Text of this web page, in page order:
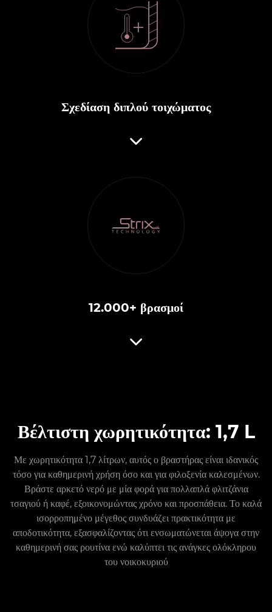
Σχεδίαση διπλού τοιχώματος
12.000+ βρασμοί
Βέλτιστη χωρητικότητα: 1,7 L
Με χωρητικότητα 1,7 λίτρων, αυτός ο βραστήρας είναι ιδανικός
τόσο για καθημερινή χρήση όσο και για φιλοξενία καλεσμένων.
Βράστε αρκετό νερό με μία φορά για πολλαπλά φλιτζάνια
τσαγιού ή καφέ, εξοικονομώντας χρόνο και προσπάθεια. Το καλά
ισορροπημένο μέγεθος συνδυάζει πρακτικότητα με
αποδοτικότητα, εξασφαλίζοντας ότι ενσωματώνεται άψογα στην
καθημερινή σας ρουτίνα ενώ καλύπτει τις ανάγκες ολόκληρου
του νοικοκυριού